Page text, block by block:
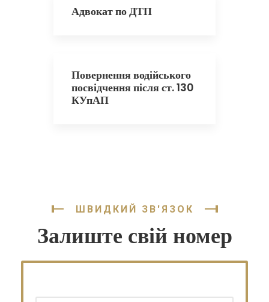
Адвокат по ДТП
Повернення водійського
посвідчення після ст. 130
КУпАП
ШВИДКИЙ ЗВ'ЯЗОК
Залиште свій номер